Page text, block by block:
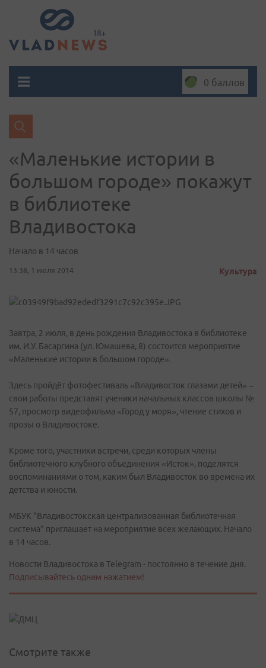
0 баллов
«Маленькие истории в
большом городе» покажут
в библиотеке
Владивостока
Начало в 14 часов
13:38, 1 июля 2014 Культура
Завтра, 2 июля, в день рождения Владивостока в библиотеке
им. И.У. Басаргина (ул. Юмашева, 8) состоится мероприятие
«Маленькие истории в большом городе».
Здесь пройдёт фотофестиваль «Владивосток глазами детей» –
свои работы представят ученики начальных классов школы №
57, просмотр видеофильма «Город у моря», чтение стихов и
прозы о Владивостоке.
Кроме того, участники встречи, среди которых члены
библиотечного клубного объединения «Исток», поделятся
воспоминаниями о том, каким был Владивосток во времена их
детства и юности.
МБУК "Владивостокская централизованная библиотечная
система" приглашает на мероприятие всех желающих. Начало
в 14 часов.
Новости Владивостока в Telegram - постоянно в течение дня.
Подписывайтесь одним нажатием!
Смотрите также